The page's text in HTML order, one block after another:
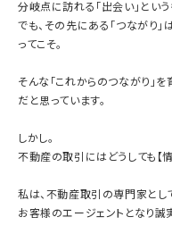
分岐点に訪れる「出会い」とい
でも、その先にある「つながり
ってこそ。
そんな「これからのつながり」を
だと思っています。
しかし。
不動産の取引にはどうしても【
私は、不動産取引の専門家とし
お客様のエージェントとなり誠